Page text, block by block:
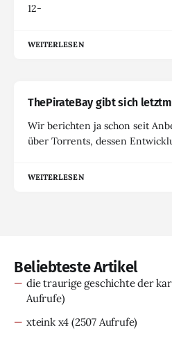
12-
WEITERLESEN
ThePirateBay gibt sich
Wir berichten ja schon seit
über Torrents, dessen
WEITERLESEN
Beliebteste Artikel
die traurige geschichte der
Aufrufe)
xteink x4 (2507 Aufrufe)